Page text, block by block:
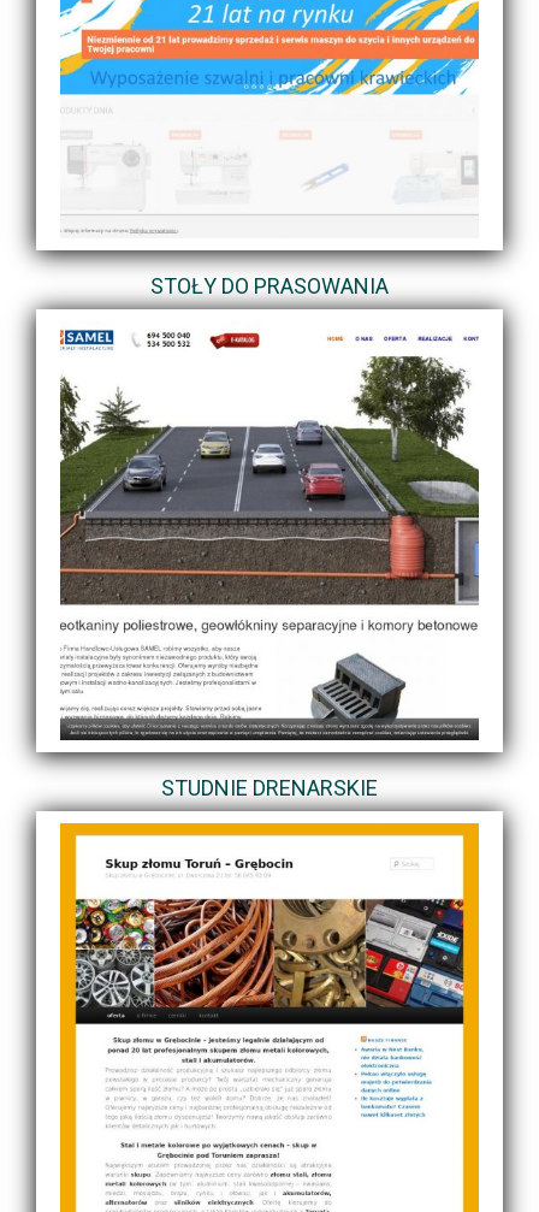
STOŁY DO PRASOWANIA
STUDNIE DRENARSKIE